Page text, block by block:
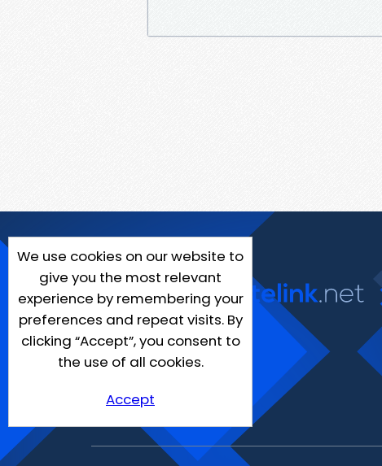
We use cookies on our website to
give you the most relevant
experience by remembering your
preferences and repeat visits. By
clicking “Accept”, you consent to
the use of all cookies.
Accept